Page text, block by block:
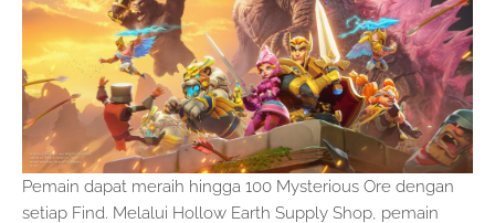
Pemain dapat meraih hingga 100 Mysterious Ore dengan
setiap Find. Melalui Hollow Earth Supply Shop, pemain